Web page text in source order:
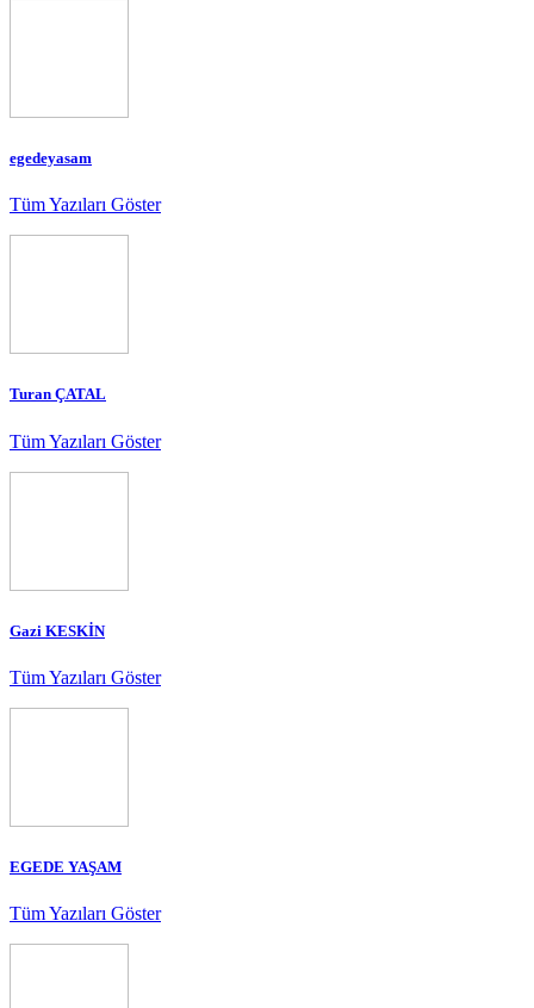
egedeyasam
Tüm Yazıları Göster
Turan ÇATAL
Tüm Yazıları Göster
Gazi KESKİN
Tüm Yazıları Göster
EGEDE YAŞAM
Tüm Yazıları Göster